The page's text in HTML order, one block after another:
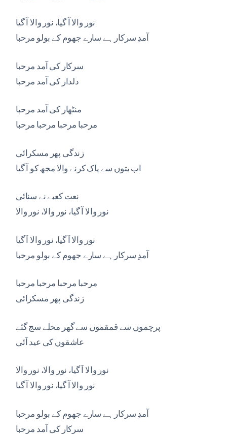
نور والا آ گیا، نور والا آ گیا
آمدِ سرکار ہے سارے جھوم کے بولو مرحبا
سرکار کی آمد مرحبا
دلدار کی آمد مرحبا
منٹھار کی آمد مرحبا
مرحبا مرحبا مرحبا مرحبا
زندگی پھر مسکرائی
اب بتوں سے پاک کرنے والا مجھ کو آ گیا
نعت کعبے نے سنائی
نور والا آ گیا، نور والا، نور والا
نور والا آ گیا، نور والا آ گیا
آمدِ سرکار ہے سارے جھوم کے بولو مرحبا
مرحبا مرحبا مرحبا مرحبا
زندگی پھر مسکرائی
پرچموں سے قمقموں سے گھر محلے سج گئے
عاشقوں کی عید آئی
نور والا آ گیا، نور والا، نور والا
نور والا آ گیا، نور والا آ گیا
آمدِ سرکار ہے سارے جھوم کے بولو مرحبا
سرکار کی آمد مرحبا